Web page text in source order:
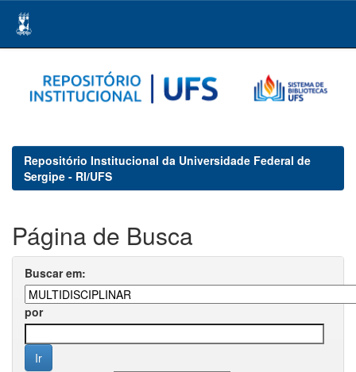
navigation
Repositório Institucional da Universidade Federal de
Sergipe - RI/UFS
Página de Busca
Buscar em:
por